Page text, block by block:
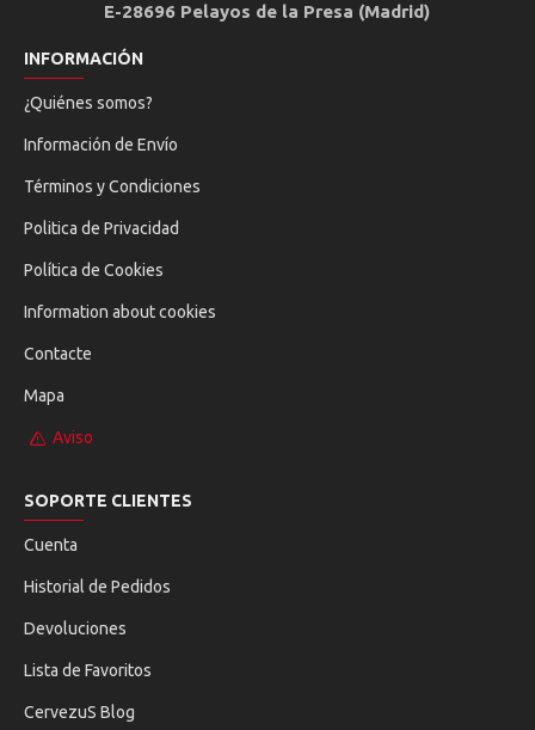
E-28696 Pelayos de la Presa (Madrid)
INFORMACIÓN
¿Quiénes somos?
Información de Envío
Términos y Condiciones
Politica de Privacidad
Política de Cookies
Information about cookies
Contacte
Mapa
Aviso
SOPORTE CLIENTES
Cuenta
Historial de Pedidos
Devoluciones
Lista de Favoritos
CervezuS Blog